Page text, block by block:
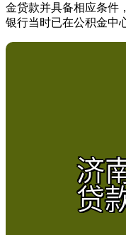
金贷款并具备相应条件
银行当时已在公积金中